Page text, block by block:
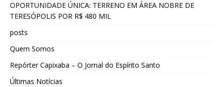
OPORTUNIDADE ÚNICA: TERRENO EM ÁREA NOBRE DE
TERESÓPOLIS POR R$ 480 MIL
posts
Quem Somos
Repórter Capixaba – O Jornal do Espírito Santo
Últimas Notícias